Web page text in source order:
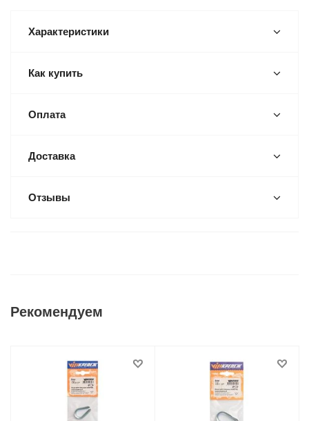
Характеристики
Как купить
Оплата
Доставка
Отзывы
Рекомендуем